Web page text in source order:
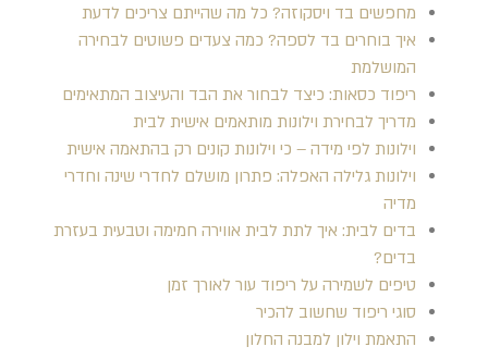
מחפשים בד ויסקוזה? כל מה שהייתם צריכים לדעת
איך בוחרים בד לספה? כמה צעדים פשוטים לבחירה
המושלמת
ריפוד כסאות: כיצד לבחור את הבד והעיצוב המתאימים
מדריך לבחירת וילונות מותאמים אישית לבית
וילונות לפי מידה – כי וילונות קונים רק בהתאמה אישית
וילונות גלילה האפלה: פתרון מושלם לחדרי שינה וחדרי
מדיה
בדים לבית: איך לתת לבית אווירה חמימה וטבעית בעזרת
בדים?
טיפים לשמירה על ריפוד עור לאורך זמן
סוגי ריפוד שחשוב להכיר
התאמת וילון למבנה החלון